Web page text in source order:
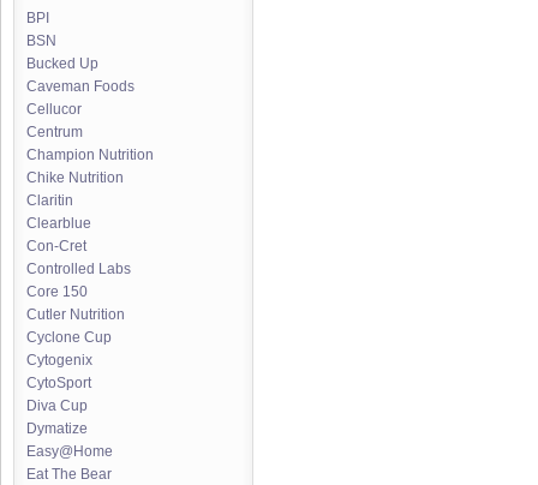
BPI
BSN
Bucked Up
Caveman Foods
Cellucor
Centrum
Champion Nutrition
Chike Nutrition
Claritin
Clearblue
Con-Cret
Controlled Labs
Core 150
Cutler Nutrition
Cyclone Cup
Cytogenix
CytoSport
Diva Cup
Dymatize
Easy@Home
Eat The Bear